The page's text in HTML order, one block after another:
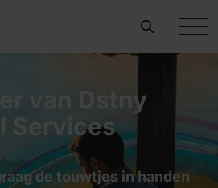
van Dstny
Services
de touwtjes in handen